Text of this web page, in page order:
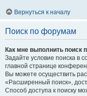
Вернуться к началу
Поиск по форумам
Как мне выполнить
Задайте условие поиска в
главной странице
Вы можете осуществить
«Расширенный поиск»,
Способ доступа к поиску